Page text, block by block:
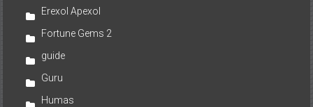
Erexol Apexol
Fortune Gems 2
guide
Guru
Humas